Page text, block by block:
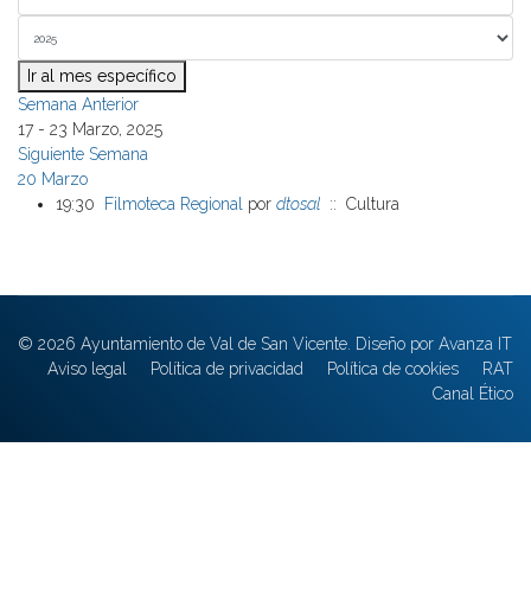
Ir al mes específico
Semana Anterior
17 - 23 Marzo, 2025
Siguiente Semana
20 Marzo
19:30
Filmoteca Regional por dtosal :: Cultura
© 2026 Ayuntamiento de Val de San Vicente. Diseño por Avanza IT
Aviso legal
Política de privacidad Política de cookies
RAT
Canal Ético